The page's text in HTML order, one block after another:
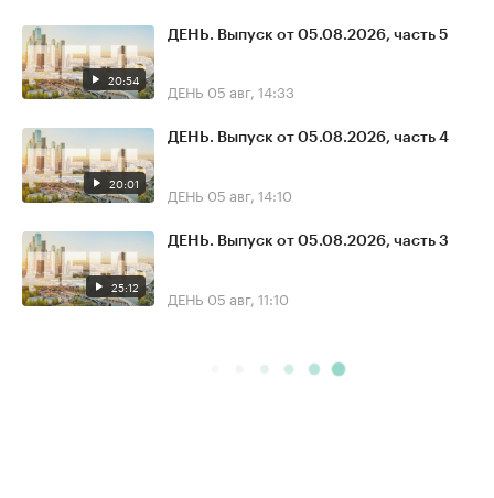
20:54
ДЕНЬ. Выпуск от 05.08.2026, часть 5
ДЕНЬ 05 авг, 14:33
20:01
ДЕНЬ. Выпуск от 05.08.2026, часть 4
ДЕНЬ 05 авг, 14:10
25:12
ДЕНЬ. Выпуск от 05.08.2026, часть 3
ДЕНЬ 05 авг, 11:10